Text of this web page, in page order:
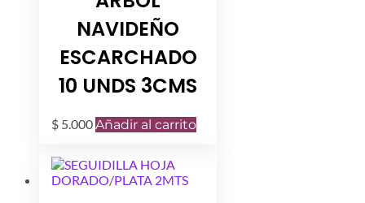
NAVIDEÑO
ESCARCHADO
10 UNDS 3CMS
$ 5.000Añadir al carrito